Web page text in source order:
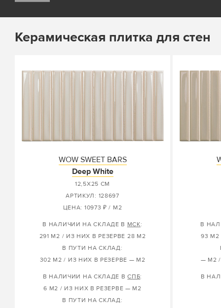
Керамическая плитка для стен
WOW SWEET BARS
Deep White
12,5X25 СМ
АРТИКУЛ: 128697
ЦЕНА: 10973 ₽ / М2
В НАЛИЧИИ НА СКЛАДЕ В МСК:
291 М2 / ИЗ НИХ В РЕЗЕРВЕ 28 М2
В ПУТИ НА СКЛАД:
302 М2 / ИЗ НИХ В РЕЗЕРВЕ — М2
В НАЛИЧИИ НА СКЛАДЕ ВСПБ:
6 М2 / ИЗ НИХ В РЕЗЕРВЕ — М2
В ПУТИ НА СКЛАД:
В
93 М2
— М2
В